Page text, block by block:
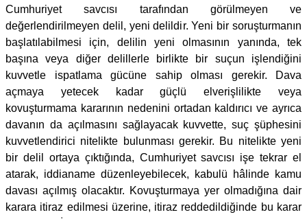
Cumhuriyet savcısı tarafından görülmeyen ve
değerlendirilmeyen delil, yeni delildir. Yeni bir soruşturmanın
başlatılabilmesi için, delilin yeni olmasının yanında, tek
başına veya diğer delillerle birlikte bir suçun işlendiğini
kuvvetle ispatlama gücüne sahip olması gerekir. Dava
açmaya yetecek kadar güçlü elverişlilikte veya
kovuşturmama kararının nedenini ortadan kaldırıcı ve ayrıca
davanın da açılmasını sağlayacak kuvvette, suç şüphesini
kuvvetlendirici nitelikte bulunması gerekir. Bu nitelikte yeni
bir delil ortaya çıktığında, Cumhuriyet savcısı işe tekrar el
atarak, iddianame düzenleyebilecek, kabulü hâlinde kamu
davası açılmış olacaktır. Kovuşturmaya yer olmadığına dair
karara itiraz edilmesi üzerine, itiraz reddedildiğinde bu karar